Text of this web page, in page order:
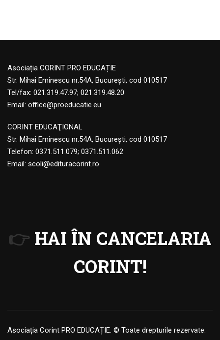
Asociația CORINT PRO EDUCAȚIE
Str. Mihai Eminescu nr.54A, București, cod 010517
Tel/fax: 021.319.47.97; 021.319.48.20
Email: office@proeducatie.eu
CORINT EDUCAŢIONAL
Str. Mihai Eminescu nr.54A, Bucureşti, cod 010517
Telefon: 0371.511.079; 0371.511.062
Email: scoli@edituracorint.ro
👉 HAI ÎN CANCELARIA
CORINT!
Asociația Corint PRO EDUCAȚIE. © Toate drepturile rezervate.